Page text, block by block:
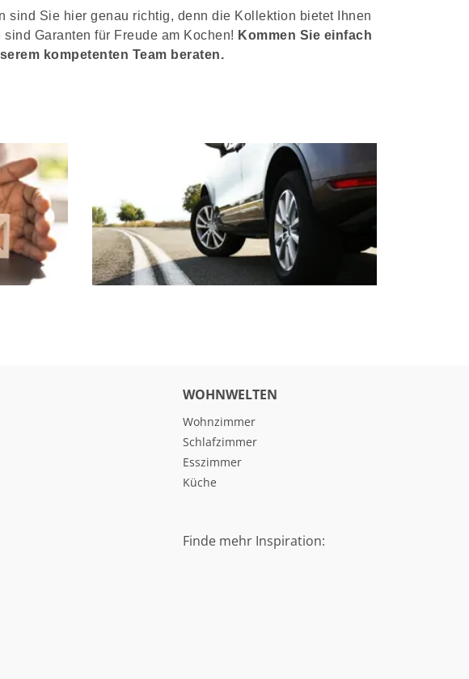
sind Sie hier genau richtig, denn die Kollektion bietet Ihnen
Garanten für Freude am Kochen! Kommen Sie einfach
kompetenten Team beraten.
WOHNWELTEN
Wohnzimmer
Schlafzimmer
Esszimmer
Küche
Finde mehr Inspiration: